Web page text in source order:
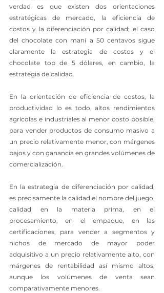
verdad es que existen dos orientaciones
estratégicas de mercado, la eficiencia de
costos y la diferenciación por calidad; el caso
del chocolate con maní a 50 centavos sigue
claramente la estrategia de costos y el
chocolate top de 5 dólares, en cambio, la
estrategia de calidad.
En la orientación de eficiencia de costos, la
productividad lo es todo, altos rendimientos
agrícolas e industriales al menor costo posible,
para vender productos de consumo masivo a
un precio relativamente menor, con márgenes
bajos y con ganancia en grandes volúmenes de
comercialización.
En la estrategia de diferenciación por calidad,
es precisamente la calidad el nombre del juego,
calidad en la materia prima, en el
procesamiento, en el empaque, en las
certificaciones, para vender a segmentos y
nichos de mercado de mayor poder
adquisitivo a un precio relativamente alto, con
márgenes de rentabilidad así mismo altos,
aunque los volúmenes de venta sean
comparativamente menores.